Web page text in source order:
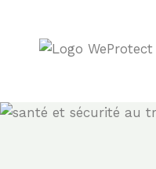
content